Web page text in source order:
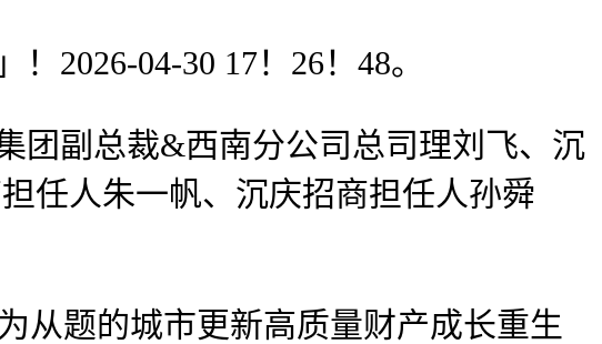
04-30 17！26！48。
副总裁&西南分公司总司理刘飞、沉
任人朱一帆、沉庆招商担任人孙舜
题的城市更新高质量财产成长重生